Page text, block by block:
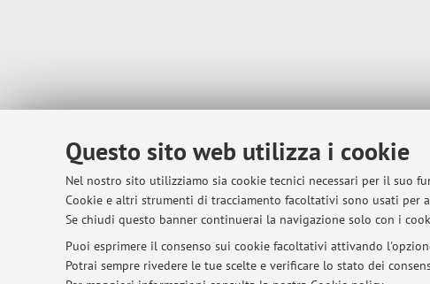
Questo sito web utilizza i cookie
Nel nostro sito utilizziamo sia cookie tecnici necessari per il suo
Cookie e altri strumenti di tracciamento facoltativi sono usati per
Se chiudi questo banner continuerai la navigazione solo con i
Puoi esprimere il consenso sui cookie facoltativi attivando
Potrai sempre rivedere le tue scelte e verificare lo stato dei